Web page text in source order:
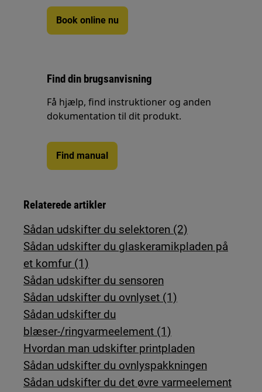
Book online nu
Find din brugsanvisning
Få hjælp, find instruktioner og anden
dokumentation til dit produkt.
Find manual
Relaterede artikler
Sådan udskifter du selektoren (2)
Sådan udskifter du glaskeramikpladen på
et komfur (1)
Sådan udskifter du sensoren
Sådan udskifter du ovnlyset (1)
Sådan udskifter du
blæser-/ringvarmeelement (1)
Hvordan man udskifter printpladen
Sådan udskifter du ovnlyspakkningen
Sådan udskifter du det øvre varmeelement